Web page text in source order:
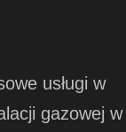
usługi w
gazowej w